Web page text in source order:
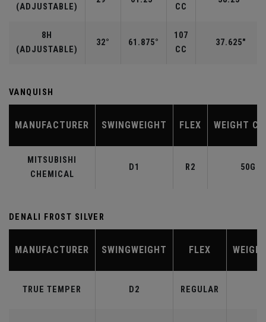
(ADJUSTABLE) CC
8H
(ADJUSTABLE)
32° 61.875°
107
CC
37.625"
VANQUISH
MANUFACTURER SWINGWEIGHT FLEX WEIGHT
MITSUBISHI
CHEMICAL
D1 R2 50G
DENALI FROST SILVER
MANUFACTURER SWINGWEIGHT FLEX
TRUE TEMPER D2 REGULAR